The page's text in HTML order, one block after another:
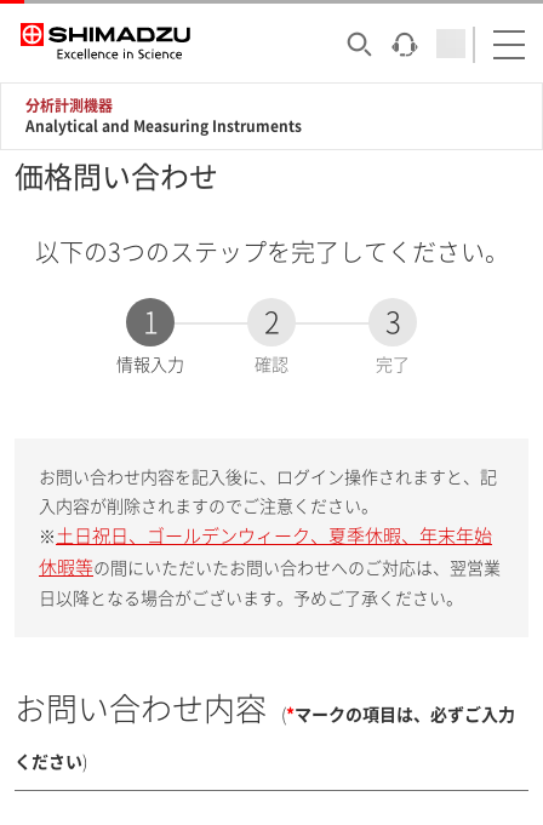
分析計測機器
Analytical and Measuring Instruments
価格問い合わせ
以下の3つのステップを完了してください。
1
現
情報入力
2
確認
3
完了
お問い合わせ内容を記入後に、ログイン操作されますと、記
入内容が削除されますのでご注意ください。
※ 土日祝日、ゴールデンウィーク、夏季休暇、年末年始
休暇等の間にいただいたお問い合わせへのご対応は、翌営業
日以降となる場合がございます。予めご了承ください。
お問い合わせ内容 (*マークの項目は、必ずご入力
ください)